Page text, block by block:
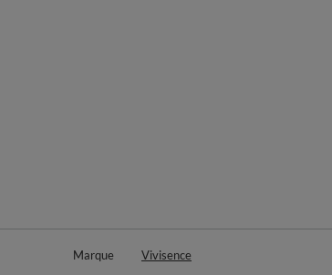
Marque
Vivisence